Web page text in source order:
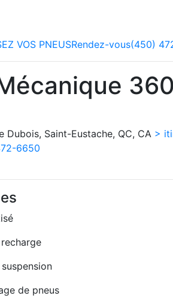
VOS PNEUSRendez-vous(450)
360
Dubois, Saint-Eustache, QC, CA >
6650
de pneus